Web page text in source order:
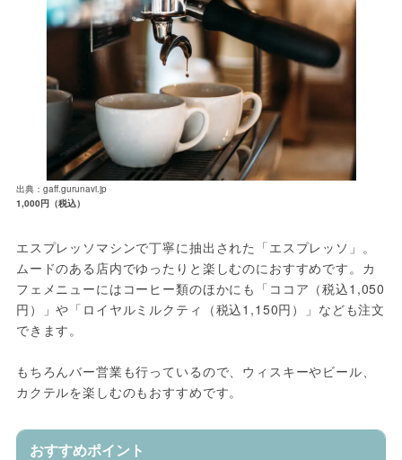
出典：gaff.gurunavi.jp
1,000円（税込）
エスプレッソマシンで丁寧に抽出された「エスプレッソ」。
ムードのある店内でゆったりと楽しむのにおすすめです。カ
フェメニューにはコーヒー類のほかにも「ココア（税込1,050
円）」や「ロイヤルミルクティ（税込1,150円）」なども注文
できます。
もちろんバー営業も行っているので、ウィスキーやビール、
カクテルを楽しむのもおすすめです。
おすすめポイント